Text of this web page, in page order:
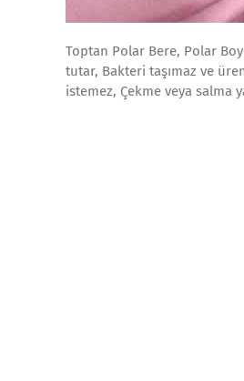
Toptan Polar Bere, Polar
tutar, Bakteri taşımaz ve
istemez, Çekme veya salma